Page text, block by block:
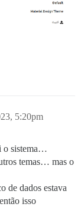
5:20pm
o sistema…
temas… mas o
de dados estava
isso